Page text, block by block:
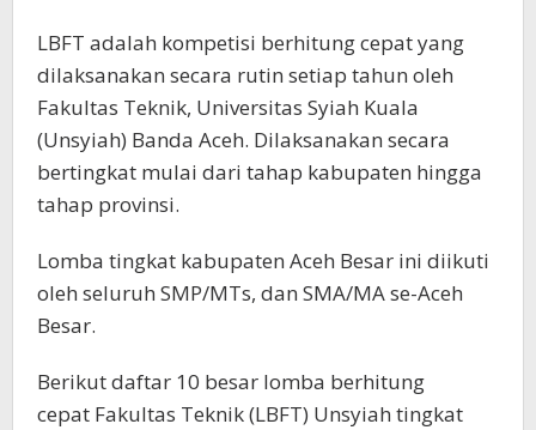
LBFT adalah kompetisi berhitung cepat yang
dilaksanakan secara rutin setiap tahun oleh
Fakultas Teknik, Universitas Syiah Kuala
(Unsyiah) Banda Aceh. Dilaksanakan secara
bertingkat mulai dari tahap kabupaten hingga
tahap provinsi.
Lomba tingkat kabupaten Aceh Besar ini diikuti
oleh seluruh SMP/MTs, dan SMA/MA se-Aceh
Besar.
Berikut daftar 10 besar lomba berhitung
cepat Fakultas Teknik (LBFT) Unsyiah tingkat